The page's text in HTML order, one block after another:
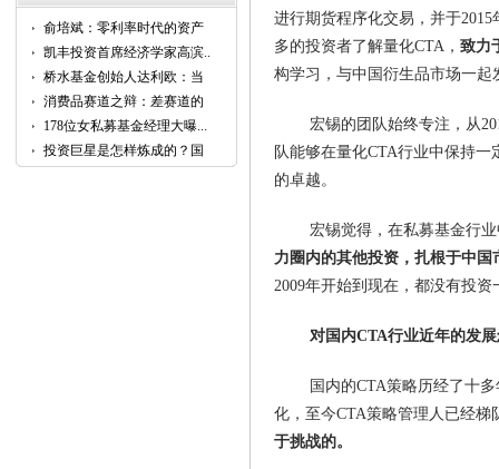
俞培斌：零利率时代的资产
配...
凯丰投资首席经济学家高滨...
桥水基金创始人达利欧：当
前...
消费品赛道之辩：差赛道的
好...
178位女私募基金经理大曝...
投资巨星是怎样炼成的？国
内...
进行期货程序化交易，并于
多的投资者了解量化CTA， 致力
构学习，与中国衍生品市场一起
宏锡的团队始终专注，从
队能够在量化CTA行业中保持
的卓越。
宏锡觉得，在私募基金行
力圈内的其他投资，扎根于中
2009年开始到现在，都没有投
对国内CTA行业近年的发
国内的CTA策略历经了十
化，至今CTA策略管理人已经
于挑战的。